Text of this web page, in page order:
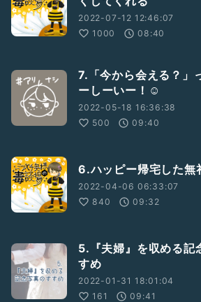
2022-07-12 12:46:07
1000
08:40
7.「今から会える？」
ーしーいー！☺️
2022-05-18 16:36:38
500
09:40
6.ハッピー帰宅した無
2022-04-06 06:33:07
840
09:32
5.『夫婦』を収める記
すめ
2022-01-31 18:01:04
161
09:41